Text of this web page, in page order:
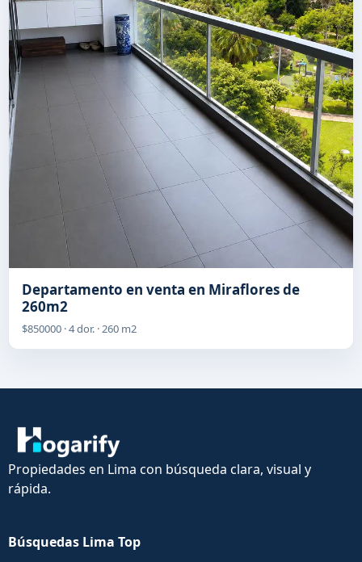
Departamento en venta en Miraflores de
260m2
$850000 · 4 dor. · 260 m2
Propiedades en Lima con búsqueda clara, visual y
rápida.
Búsquedas Lima Top